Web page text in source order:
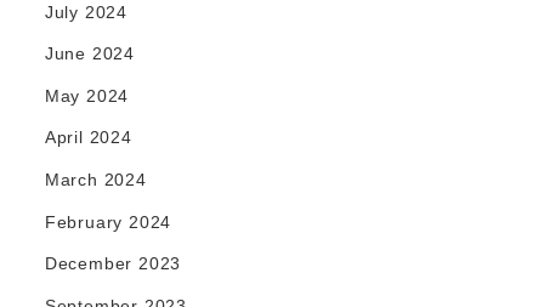
July 2024
June 2024
May 2024
April 2024
March 2024
February 2024
December 2023